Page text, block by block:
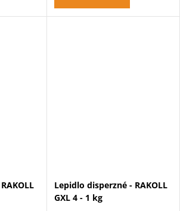
Lepidlo disperzné - RAKOLL
GXL 4 - 1 kg